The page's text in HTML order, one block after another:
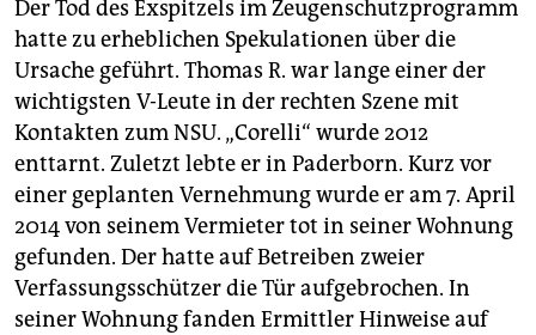
Der Tod des Exspitzels im Zeugenschutzprogramm
hatte zu erheblichen Spekulationen über die
Ursache geführt. Thomas R. war lange einer der
wichtigsten V-Leute in der rechten Szene mit
Kontakten zum NSU. „Corelli“ wurde 2012
enttarnt. Zuletzt lebte er in Paderborn. Kurz vor
einer geplanten Vernehmung wurde er am 7. April
2014 von seinem Vermieter tot in seiner Wohnung
gefunden. Der hatte auf Betreiben zweier
Verfassungsschützer die Tür aufgebrochen. In
seiner Wohnung fanden Ermittler Hinweise auf